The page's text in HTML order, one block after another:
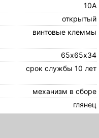
10А
открытый
винтовые клеммы
65х65х34
срок службы 10 лет
механизм в сборе
глянец